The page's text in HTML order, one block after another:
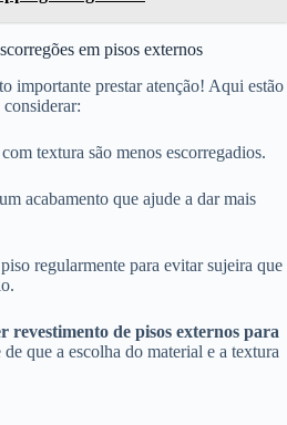
em pisos externos
importante prestar atenção! Aqui estão
textura são menos escorregadios.
acabamento que ajude a dar mais
regularmente para evitar sujeira que
revestimento de pisos externos para
de que a escolha do material e a textura